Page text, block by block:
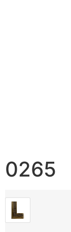
0265